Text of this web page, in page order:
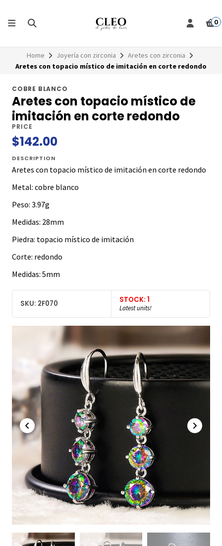
0
Home Joyería con zirconia
Aretes con zirconia
Aretes con topacio místico de imitación en corte redondo
COBRE BLANCO
Aretes con topacio místico de
imitación en corte redondo
PRICE
$142.00
DESCRIPTION
Aretes con topacio místico de imitación en corte redondo
Metal: cobre blanco
Peso: 3.97g
Medidas: 28mm
Piedra: topacio místico de imitación
Corte: redondo
Medidas: 5mm
SKU: 2F070 STOCK: 1
Latest units!